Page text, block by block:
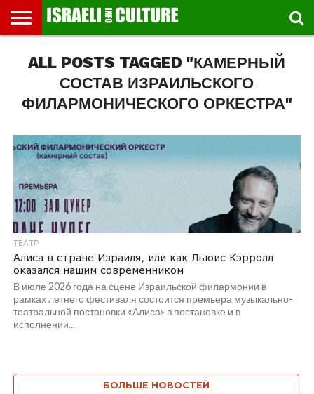
МУЗЕИ
СТРАНА
ФЕСТИВАЛЕЙ
ТЕАТР
КНИГИ.
ТЕКСТЫ
МУЗЫКА
РЕЛИГИЯ/
ИСТОРИЯ
ДВИЖЕНИЕ
ДЕТИ
ВЫХОДНОГО
МАРШРУТЫ
ПРОГУЛЬЩИКА
ВИДЕО-
РЕЧИ
ВПЕЧАТЛЕНИЯ
ВСТРЕЧИ
И
ЛЕКЦИИ
ИНТЕРВЬЮ
КИНО
TEL
AVIV
GLOBAL
ALL POSTS TAGGED "КАМЕРНЫЙ
СОСТАВ ИЗРАИЛЬСКОГО
ФИЛАРМОНИЧЕСКОГО ОРКЕСТРА"
ТЕАТР
Алиса в стране Израиля, или как Льюис Кэрролл
оказался нашим современником
В июле 2026 года на сцене Израильской филармонии в
рамках летнего фестиваля состоится премьера музыкально-
театральной постановки «Алиса» в постановке и в
исполнении...
БОЛЬШЕ НОВОСТЕЙ